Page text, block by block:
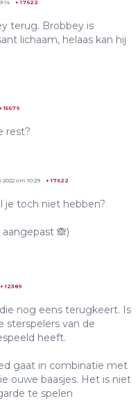
+17622
terug. Brobbey is
lichaam, helaas kan hij
15679
rest?
om 10:29 +17622
je toch niet hebben?
🙈)
+12389
nog eens terugkeert. Is
sterspelers van de
heeft.
gaat in combinatie met
ouwe baasjes. Het is niet
te spelen